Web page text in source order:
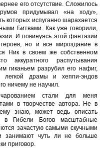
его отсутствие. Сложилось
придумывал «на ходу»,
испуганно шарахается
Битвами. Как уже говорили,
И повинуясь этой фантазии
но и все мироздание в
Ник в своем же собственном
аккуратного распутывания
гиканьем разрубил его нафиг,
драмы и хеппи-эндов
ничему не научил.
стали для меня
в творчестве автора. Не в
знаю, может ведь описать
в Гибели Богов масштабные
зачастую самыми скучными
занимают чуть ли не больше
приговор.